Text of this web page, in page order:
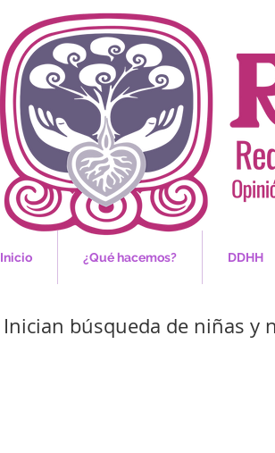
Inicio ¿Qué hacemos? DDHH
Inician búsqueda de niñas y